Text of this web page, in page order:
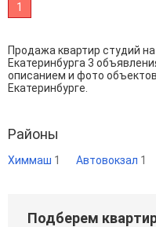
1
Продажа квартир студий
Екатеринбурга 3
описанием и фото
Екатеринбурге.
Районы
Химмаш 1 Автовокзал 1
Подберем